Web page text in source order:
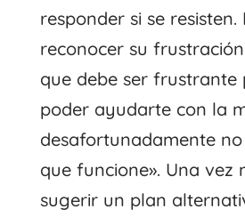
responder si se resisten.
reconocer su frustración
que debe ser frustrante
poder ayudarte con la
desafortunadamente
que funcione». Una vez
sugerir un plan